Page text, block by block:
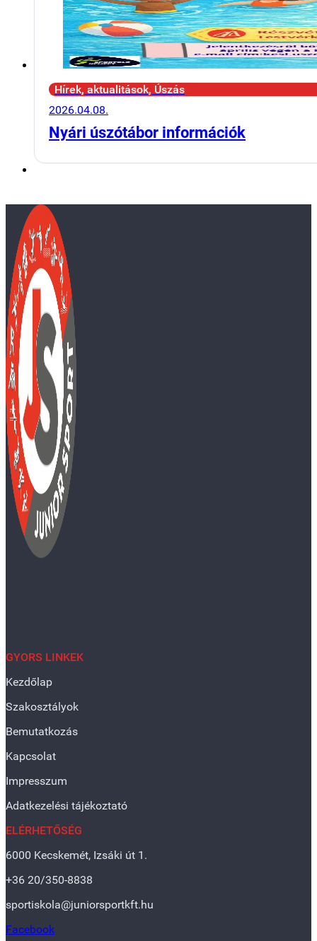
Hírek, aktualitások, Úszás
2026.04.08.
Nyári úszótábor információk
GYORS LINKEK
Kezdőlap
Szakosztályok
Bemutatkozás
Kapcsolat
Impresszum
Adatkezelési tájékoztató
ELÉRHETŐSÉG
6000 Kecskemét, Izsáki út 1.
+36 20/350-8838
sportiskola@juniorsportkft.hu
Facebook